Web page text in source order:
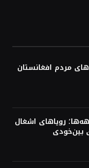
مردم افغانستان
رویاهای اشغال
بین‌خودی